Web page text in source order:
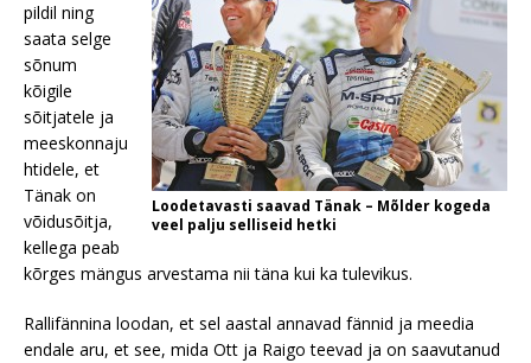
Loodetavasti saavad Tänak – Mõlder kogeda
veel palju selliseid hetki
pildil ning
saata selge
sõnum
kõigile
sõitjatele ja
meeskonnaju
htidele, et
Tänak on
võidusõitja,
kellega peab
kõrges mängus arvestama nii täna kui ka tulevikus.
Rallifännina loodan, et sel aastal annavad fännid ja meedia
endale aru, et see, mida Ott ja Raigo teevad ja on saavutanud